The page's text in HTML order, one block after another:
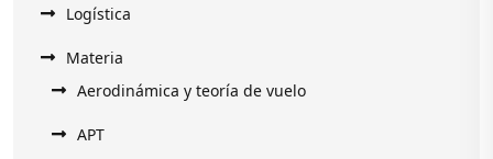
Logística
Materia
Aerodinámica y teoría de vuelo
APT